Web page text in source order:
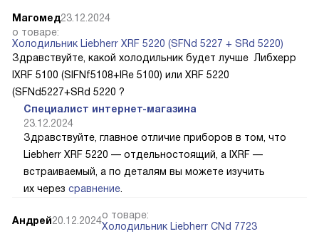
Магомед23.12.2024
о товаре:
Холодильник Liebherr XRF 5220 (SFNd 5227 + SRd 5220)
Здравствуйте, какой холодильник будет лучше Либхерр
IXRF 5100 (SIFNf5108+IRe 5100) или XRF 5220
(SFNd5227+SRd 5220 ?
Специалист интернет-магазина
23.12.2024
Здравствуйте, главное отличие приборов в том, что
Liebherr XRF 5220 — отдельностоящий, а IXRF —
встраиваемый, а по деталям вы можете изучить
их через сравнение.
Андрей20.12.2024о товаре:
Холодильник Liebherr CNd 7723